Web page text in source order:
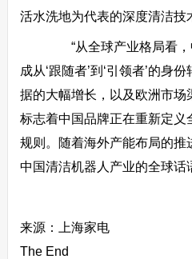
活水洗地为代表的深度清洁技
“从全球产业格局看，
成从‘跟随者’到‘引领者’的身
据的大幅增长，以及欧洲市场
标志着中国品牌正在重新定义
规则。随着海外产能布局的推
中国清洁机器人产业的全球话
来源：上海家电
The End